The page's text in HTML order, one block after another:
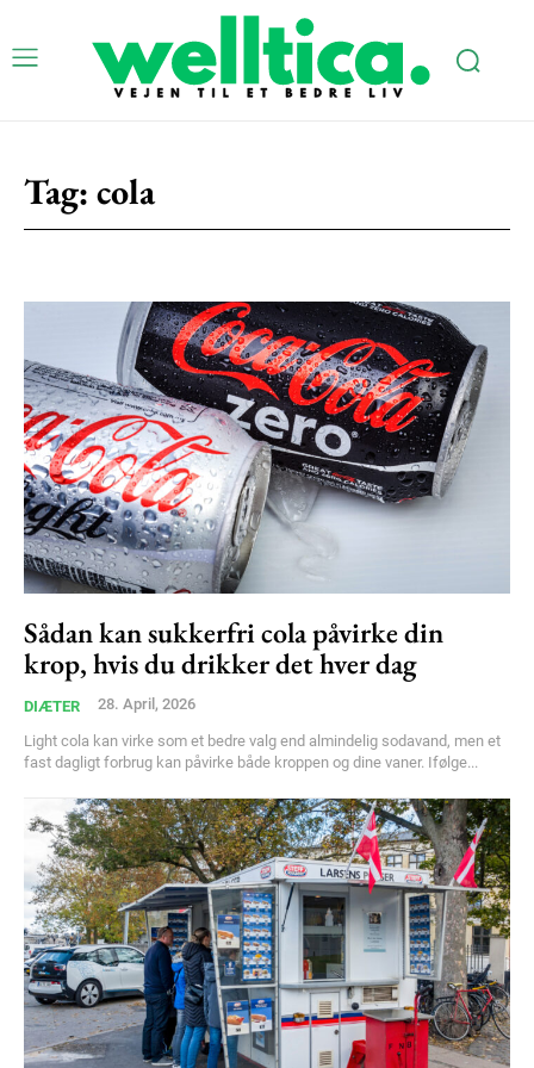
Tag: cola
Sådan kan sukkerfri cola påvirke din
krop, hvis du drikker det hver dag
DIÆTER 28. April, 2026
Light cola kan virke som et bedre valg end almindelig sodavand, men et
fast dagligt forbrug kan påvirke både kroppen og dine vaner. Ifølge...